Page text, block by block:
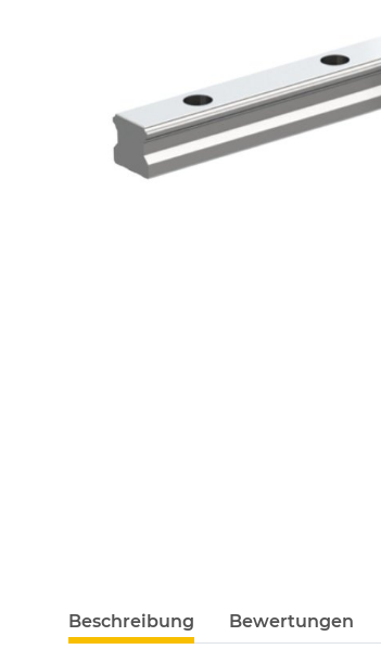
Beschreibung Bewertungen